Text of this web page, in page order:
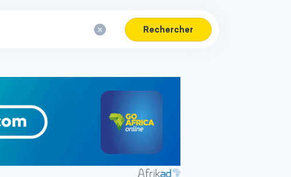
Rechercher